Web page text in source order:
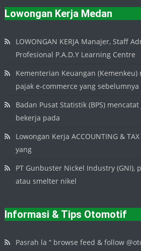
Lowongan Kerja Medan
LOWONGAN KERJA Manajer, Staff
Profesional P.A.D.Y Learning Centre
Kementerian Keuangan
pajak e-commerce yang
Badan Pusat Statistik (BPS)
bekerja pada
Lowongan Kerja ACCOUNTING &
yang
PT Gunbuster Nickel Industry (GNI),
atau smelter nikel
Informasi & Tips Otomotif
Pasrah la “ browse feed & follow